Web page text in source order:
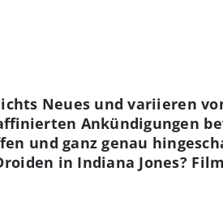
Neues und variieren
Ankündigungen
und ganz genau
in Indiana Jones?